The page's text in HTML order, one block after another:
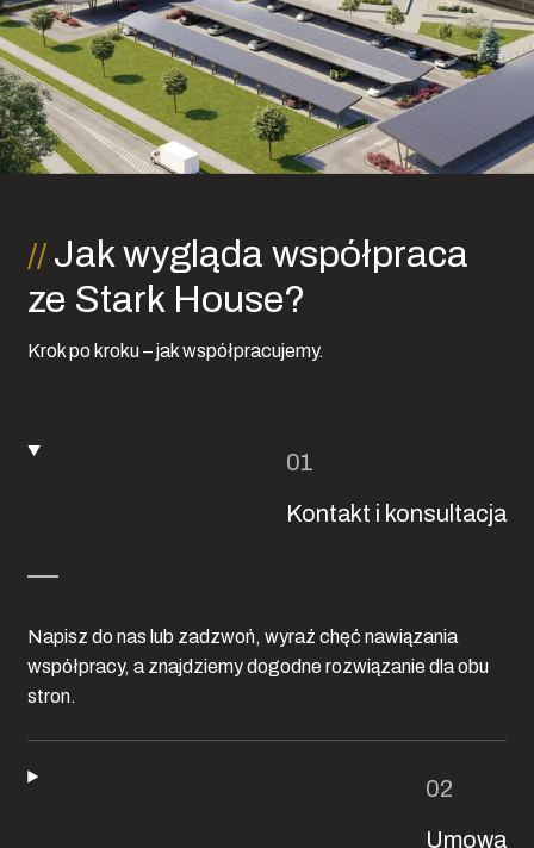
Jak wygląda współpraca
ze Stark House?
Krok po kroku – jak współpracujemy.
Kontakt i konsultacja
Napisz do nas lub zadzwoń, wyraź chęć nawiązania
współpracy, a znajdziemy dogodne rozwiązanie dla obu
stron.
Umowa